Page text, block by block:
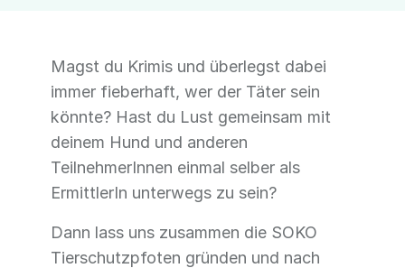
Magst du Krimis und überlegst dabei
immer fieberhaft, wer der Täter sein
könnte? Hast du Lust gemeinsam mit
deinem Hund und anderen
TeilnehmerInnen einmal selber als
ErmittlerIn unterwegs zu sein?
Dann lass uns zusammen die SOKO
Tierschutzpfoten gründen und nach